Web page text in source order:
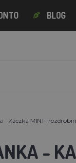
BLOG
- Kaczka MINI -
-